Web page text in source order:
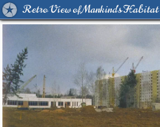
Retro View of Mankind's Habitat